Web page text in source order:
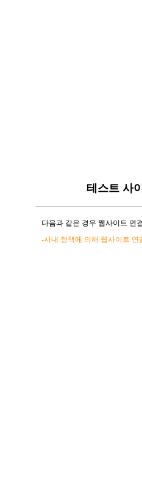
테스트 사
다음과 같은 경우 웹사이트 연
-사내 정책에 의해 웹사이트